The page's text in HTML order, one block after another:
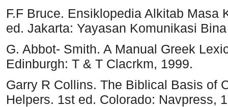
F.F Bruce. Ensiklopedia Alkitab Masa
ed. Jakarta: Yayasan Komunikasi
G. Abbot- Smith. A Manual Greek
Edinburgh: T & T Clacrkm, 1999.
Garry R Collins. The Biblical Basis of
Helpers. 1st ed. Colorado: Navpress,